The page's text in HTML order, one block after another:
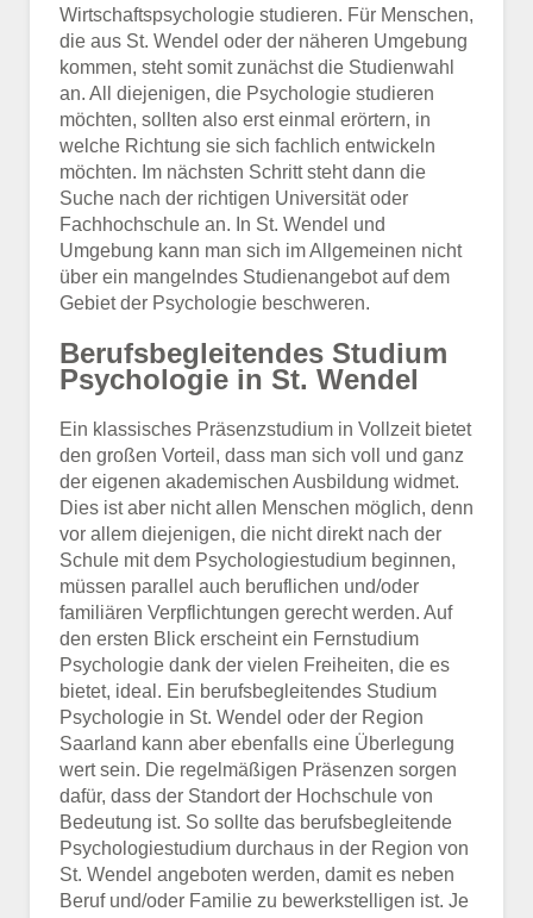
Wirtschaftspsychologie studieren. Für Menschen,
die aus St. Wendel oder der näheren Umgebung
kommen, steht somit zunächst die Studienwahl
an. All diejenigen, die Psychologie studieren
möchten, sollten also erst einmal erörtern, in
welche Richtung sie sich fachlich entwickeln
möchten. Im nächsten Schritt steht dann die
Suche nach der richtigen Universität oder
Fachhochschule an. In St. Wendel und
Umgebung kann man sich im Allgemeinen nicht
über ein mangelndes Studienangebot auf dem
Gebiet der Psychologie beschweren.
Berufsbegleitendes Studium
Psychologie in St. Wendel
Ein klassisches Präsenzstudium in Vollzeit bietet
den großen Vorteil, dass man sich voll und ganz
der eigenen akademischen Ausbildung widmet.
Dies ist aber nicht allen Menschen möglich, denn
vor allem diejenigen, die nicht direkt nach der
Schule mit dem Psychologiestudium beginnen,
müssen parallel auch beruflichen und/oder
familiären Verpflichtungen gerecht werden. Auf
den ersten Blick erscheint ein Fernstudium
Psychologie dank der vielen Freiheiten, die es
bietet, ideal. Ein berufsbegleitendes Studium
Psychologie in St. Wendel oder der Region
Saarland kann aber ebenfalls eine Überlegung
wert sein. Die regelmäßigen Präsenzen sorgen
dafür, dass der Standort der Hochschule von
Bedeutung ist. So sollte das berufsbegleitende
Psychologiestudium durchaus in der Region von
St. Wendel angeboten werden, damit es neben
Beruf und/oder Familie zu bewerkstelligen ist. Je